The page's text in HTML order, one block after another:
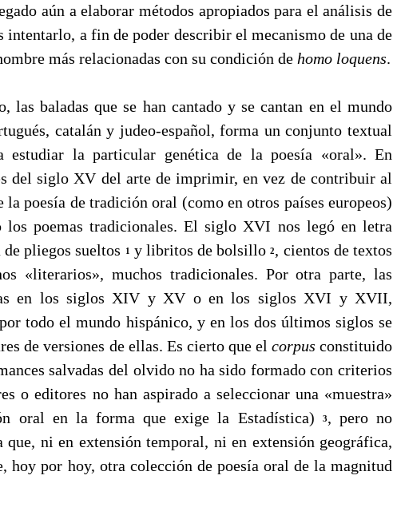
aún a elaborar métodos apropiados para el análisis de
intentarlo, a fin de poder describir el mecanismo de una de
más relacionadas con su condición de homo loquens.
baladas que se han cantado y se cantan en el mundo
catalán y judeo-español, forma un conjunto textual
estudiar la particular genética de la poesía «oral». En
del siglo XV del arte de imprimir, en vez de contribuir al
poesía de tradición oral (como en otros países europeos)
poemas tradicionales. El siglo XVI nos legó en letra
pliegos sueltos
1 y libritos de bolsillo2, cientos de textos
«literarios», muchos tradicionales. Por otra parte, las
en los siglos XIV y XV o en los siglos XVI y XVII,
todo el mundo hispánico, y en los dos últimos siglos se
de versiones de ellas. Es cierto que el corpus constituido
salvadas del olvido no ha sido formado con criterios
o editores no han aspirado a seleccionar una «muestra»
oral en la forma que exige la Estadística)
3, pero no
que, ni en extensión temporal, ni en extensión geográfica,
hoy por hoy, otra colección de poesía oral de la magnitud